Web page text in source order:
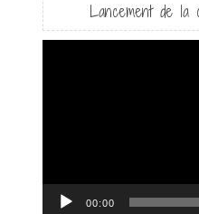
Lancement de la
00:00